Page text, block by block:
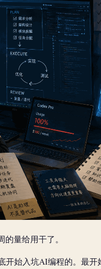
量给用干了。
始入坑AI编程的。最开